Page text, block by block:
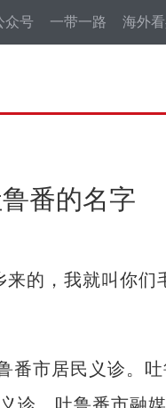
众号 一带一路 海外
番的名字
，我就叫你们